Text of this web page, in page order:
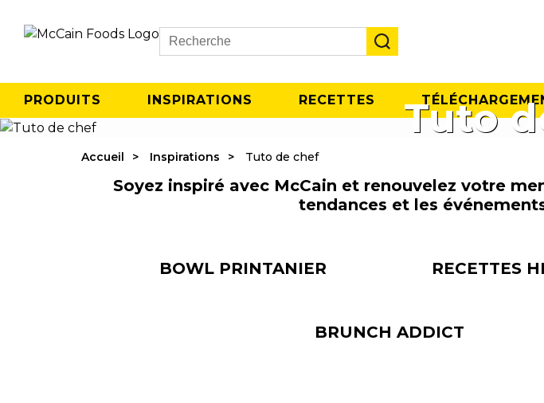
Search
PRODUITS INSPIRATIONS RECETTES Tuto
Accueil Inspirations Tuto de chef
Soyez inspiré avec McCain et renouvelez votre
tendances et les
BOWL PRINTANIER RECETTES
BRUNCH ADDICT